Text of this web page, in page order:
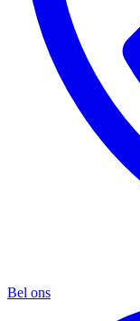
Bel ons